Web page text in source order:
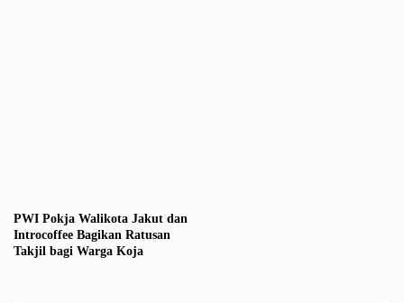
PWI Pokja Walikota Jakut dan
Introcoffee Bagikan Ratusan
Takjil bagi Warga Koja